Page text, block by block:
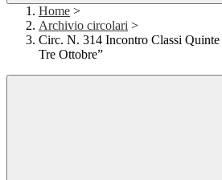
Home >
Archivio circolari >
Circ. N. 314 Incontro Classi
Tre Ottobre”